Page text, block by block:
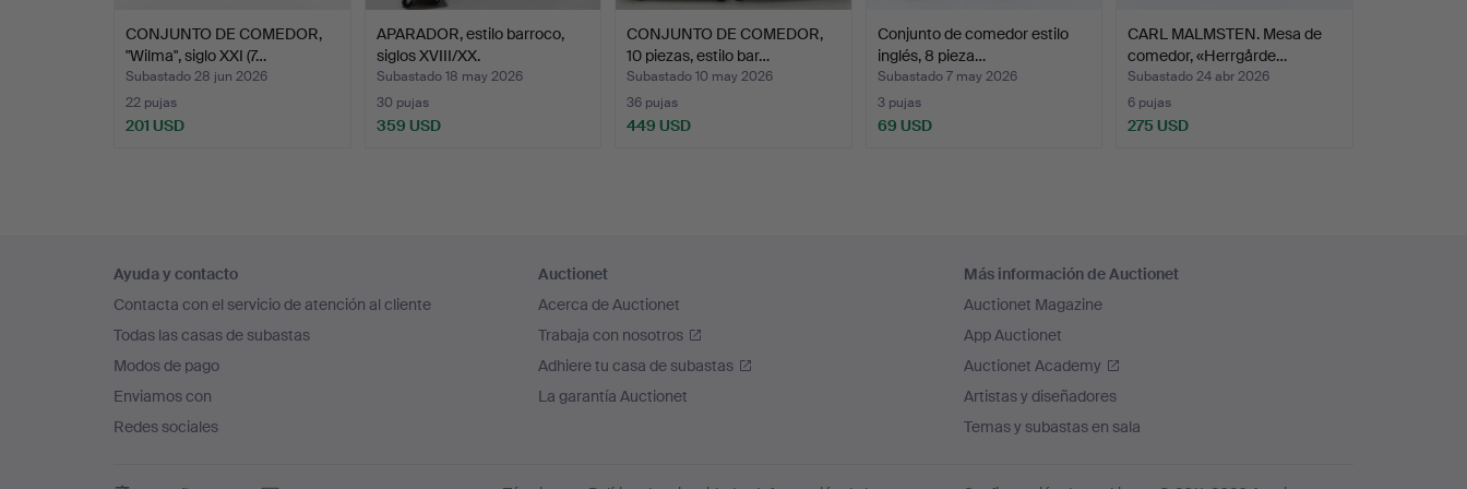
CONJUNTO DE COMEDOR,
"Wilma", siglo XXI (7…
Subastado 28 jun 2026
22 pujas
201 USD
APARADOR, estilo barroco,
siglos XVIII/XX.
Subastado 18 may 2026
30 pujas
359 USD
CONJUNTO DE COMEDOR,
10 piezas, estilo bar…
Subastado 10 may 2026
36 pujas
449 USD
Conjunto de comedor estilo
inglés, 8 pieza…
Subastado 7 may 2026
3 pujas
69 USD
CARL MALMSTEN. Mesa de
comedor, «Herrgårde…
Subastado 24 abr 2026
6 pujas
275 USD
en
el
pie
de
página
Ayuda y contacto
Contacta con el servicio de atención al cliente
Todas las casas de subastas
Modos de pago
Enviamos con
Redes sociales
Auctionet
Acerca de Auctionet
Trabaja con nosotros
Adhiere tu casa de subastas
La garantía Auctionet
Más información de Auctionet
Auctionet Magazine
App Auctionet
Auctionet Academy
Artistas y diseñadores
Temas y subastas en sala